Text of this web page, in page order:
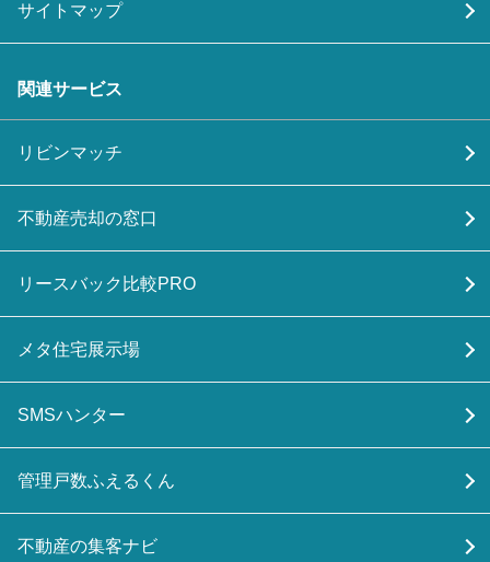
サイトマップ
関連サービス
リビンマッチ
不動産売却の窓口
リースバック比較PRO
メタ住宅展示場
SMSハンター
管理戸数ふえるくん
不動産の集客ナビ